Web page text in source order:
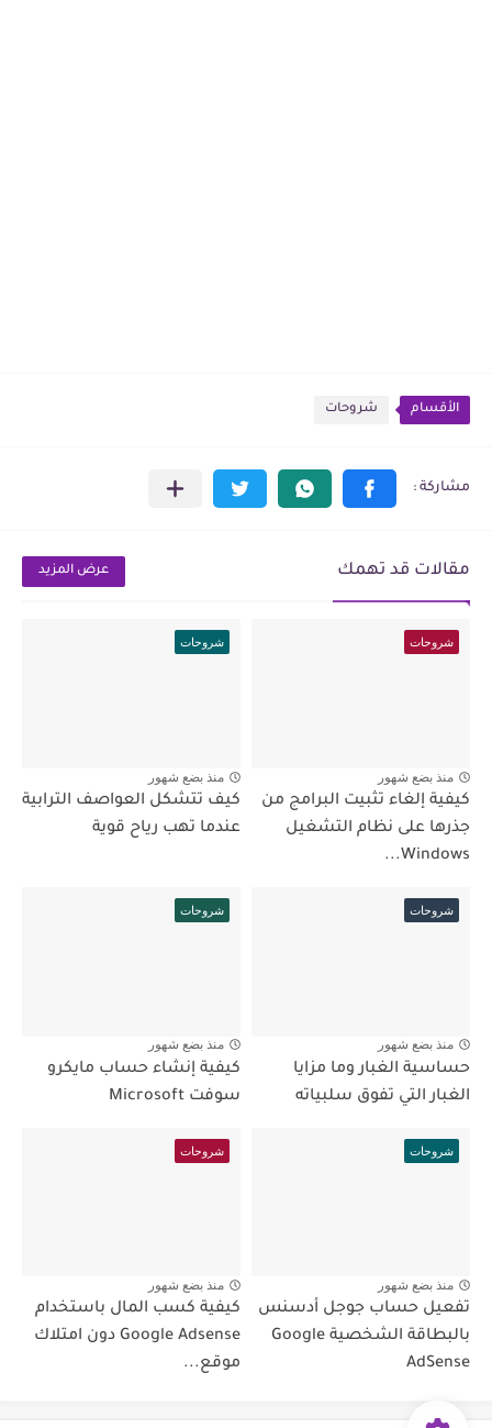
الأقسام شروحات
مقالات قد تهمك عرض المزيد
شروحات
منذ بضع شهور
كيفية إلغاء تثبيت البرامج من
جذرها على نظام التشغيل
Windows...
شروحات
منذ بضع شهور
كيف تتشكل العواصف الترابية
عندما تهب رياح قوية
شروحات
منذ بضع شهور
حساسية الغبار وما مزايا
الغبار التي تفوق سلبياته
شروحات
منذ بضع شهور
كيفية إنشاء حساب مايكرو
سوفت Microsoft
شروحات
منذ بضع شهور
تفعيل حساب جوجل أدسنس
بالبطاقة الشخصية Google
AdSense
شروحات
منذ بضع شهور
كيفية كسب المال باستخدام
Google Adsense دون امتلاك
موقع...